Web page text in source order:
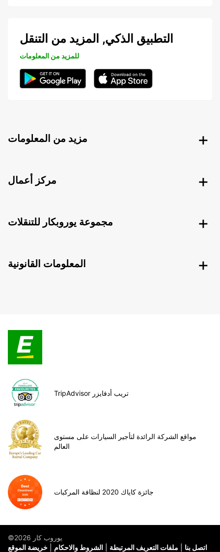
التطبيق الذكي, المزيد من التنقل
للمزيد من المعلومات
مزيد من المعلومات
مركز أعمال
مجموعة يوروبكار للتنقلات
المعلومات القانونية
TripAdvisor تريب أدفايزر
مواقع الشركة الرائدة لتأجير السيارات على مستوى
العالم
جائزة كاياك 2020 لنظافة المركبات
©يوروب كار 2026
خريضة الموقع
الشروط والاحكام ملفات التعريف المرتبطة اتصل بنا